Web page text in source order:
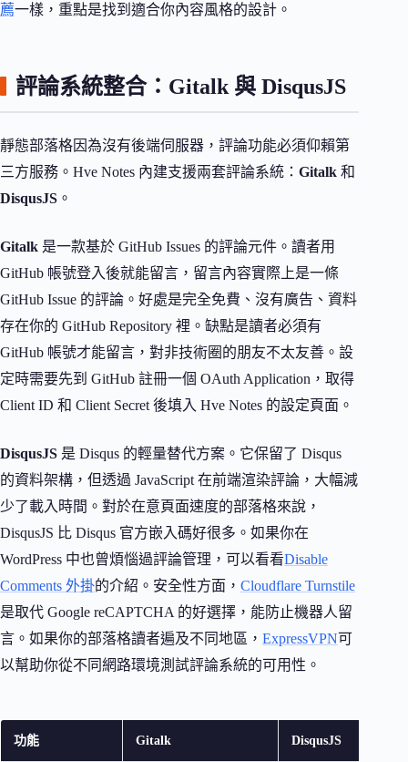
薦一樣，重點是找到適合你內容風格的設計。
評論系統整合：Gitalk 與 DisqusJS
靜態部落格因為沒有後端伺服器，評論功能必須仰賴第
三方服務。Hve Notes 內建支援兩套評論系統： Gitalk 和
DisqusJS 。
Gitalk 是一款基於 GitHub Issues 的評論元件。讀者用
GitHub 帳號登入後就能留言，留言內容實際上是一條
GitHub Issue 的評論。好處是完全免費、沒有廣告、資料
存在你的 GitHub Repository 裡。缺點是讀者必須有
GitHub 帳號才能留言，對非技術圈的朋友不太友善。設
定時需要先到 GitHub 註冊一個 OAuth Application，取得
Client ID 和 Client Secret 後填入 Hve Notes 的設定頁面。
DisqusJS 是 Disqus 的輕量替代方案。它保留了 Disqus
的資料架構，但透過 JavaScript 在前端渲染評論，大幅減
少了載入時間。對於在意頁面速度的部落格來說，
DisqusJS 比 Disqus 官方嵌入碼好很多。如果你在
WordPress 中也曾煩惱過評論管理，可以看看Disable
Comments 外掛的介紹。安全性方面， Cloudflare Turnstile
是取代 Google reCAPTCHA 的好選擇，能防止機器人留
言。如果你的部落格讀者遍及不同地區， ExpressVPN可
以幫助你從不同網路環境測試評論系統的可用性。
功能 Gitalk DisqusJS